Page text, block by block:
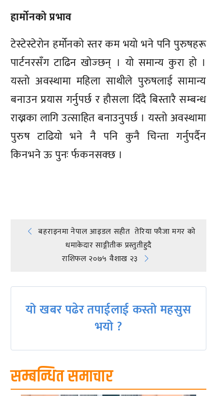
हार्मोनको प्रभाव
टेस्टेस्टेरोन हर्मोनको स्तर कम भयो भने पनि पुरुषहरू
पार्टनरसँग टाढिन खोज्छन् । यो समान्य कुरा हो ।
यस्तो अवस्थामा महिला साथीले पुरुषलाई सामान्य
बनाउन प्रयास गर्नुपर्छ र हौसला दिँदै बिस्तारै सम्बन्ध
राख्नका लागि उत्साहित बनाउनुपर्छ । यस्तो अवस्थामा
पुरुष टाढियो भने नै पनि कुनै चिन्ता गर्नुपर्दैन
किनभने ऊ पुनः र्फकनसक्छ ।
Post
navigation
बहराइनमा नेपाल आइडल सहीत तेरिया फौजा मगर काे
धमाकेदार साङ्गीतीक प्रस्तुतीहुदै
राशिफल २०७५ वैशाख २३
यो खबर पढेर तपाईलाई कस्तो महसुस
भयो ?
सम्बन्धित समाचार